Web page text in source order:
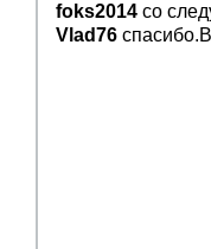
foks2014 со
Vlad76